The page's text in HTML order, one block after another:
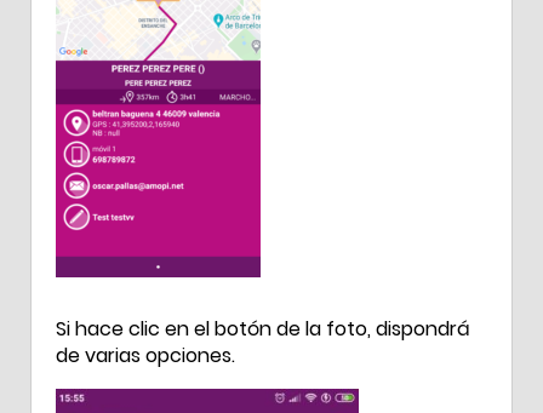
Si hace clic en el botón de la foto, dispondrá
de varias opciones.